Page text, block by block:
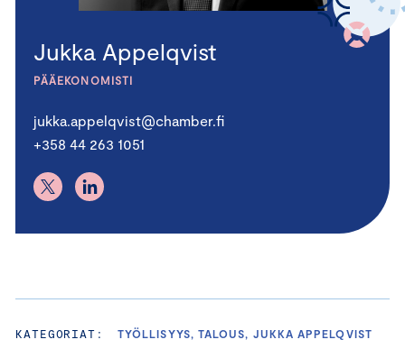
Jukka Appelqvist
PÄÄEKONOMISTI
jukka.appelqvist@chamber.fi
+358 44 263 1051
KATEGORIAT: TYÖLLISYYS, TALOUS, JUKKA APPELQVIST